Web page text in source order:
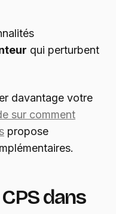
qui perturbent
davantage votre
sur comment
propose
dans